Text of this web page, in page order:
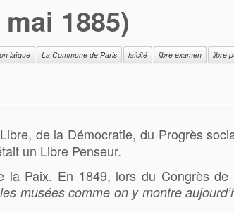
1885)
laïque La Commune de Paris laïcité libre examen libre
de la Démocratie, du Progrès
un Libre Penseur.
la Paix. En 1849, lors du Congrès
musées comme on y montre